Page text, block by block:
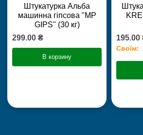
Штукатурка Альба
машинна гіпсова "MP
GIPS" (30 кг)
299.00 ₴
В корзину
195.00
Своїм: